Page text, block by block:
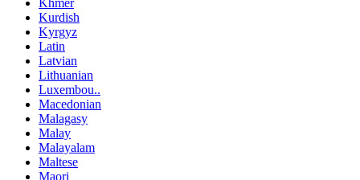
Kurdish
Kyrgyz
Latin
Latvian
Lithuanian
Luxembou..
Macedonian
Malagasy
Malay
Malayalam
Maltese
Maori